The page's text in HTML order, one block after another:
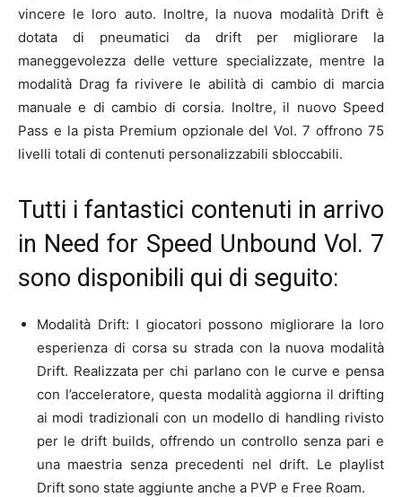
vincere le loro auto. Inoltre, la nuova modalità Drift è
dotata di pneumatici da drift per migliorare la
maneggevolezza delle vetture specializzate, mentre la
modalità Drag fa rivivere le abilità di cambio di marcia
manuale e di cambio di corsia. Inoltre, il nuovo Speed
Pass e la pista Premium opzionale del Vol. 7 offrono 75
livelli totali di contenuti personalizzabili sbloccabili.
Tutti i fantastici contenuti in arrivo
in Need for Speed Unbound Vol. 7
sono disponibili qui di seguito:
Modalità Drift: I giocatori possono migliorare la loro
esperienza di corsa su strada con la nuova modalità
Drift. Realizzata per chi parlano con le curve e pensa
con l’acceleratore, questa modalità aggiorna il drifting
ai modi tradizionali con un modello di handling rivisto
per le drift builds, offrendo un controllo senza pari e
una maestria senza precedenti nel drift. Le playlist
Drift sono state aggiunte anche a PVP e Free Roam.